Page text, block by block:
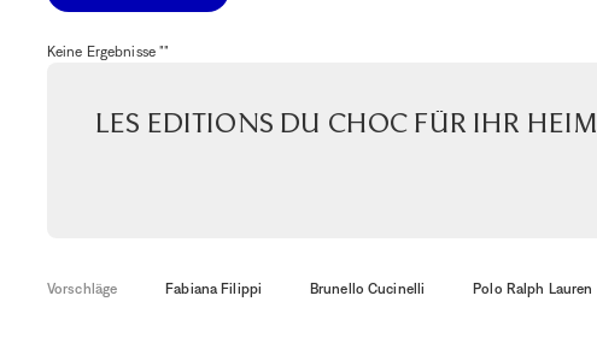
Keine Ergebnisse ""
Les Editions du choc für Ihr Heim
Vorschläge Fabiana Filippi Brunello Cucinelli Polo Ralph Lauren